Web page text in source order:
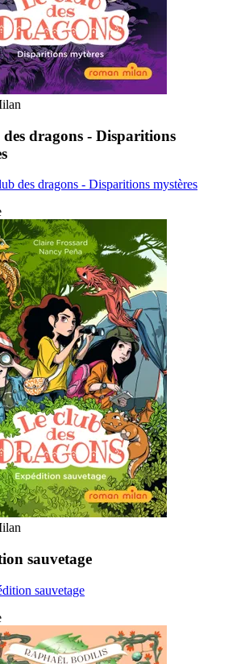
dragons - Disparitions
des dragons - Disparitions mystères
sauvetage
sauvetage